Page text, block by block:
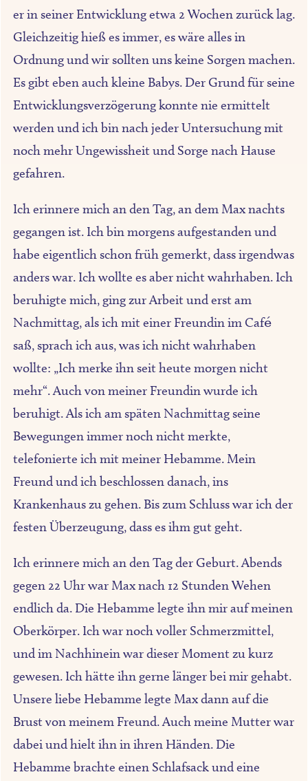
er in seiner Entwicklung etwa 2 Wochen zurück lag.
Gleichzeitig hieß es immer, es wäre alles in
Ordnung und wir sollten uns keine Sorgen machen.
Es gibt eben auch kleine Babys. Der Grund für seine
Entwicklungsverzögerung konnte nie ermittelt
werden und ich bin nach jeder Untersuchung mit
noch mehr Ungewissheit und Sorge nach Hause
gefahren.
Ich erinnere mich an den Tag, an dem Max nachts
gegangen ist. Ich bin morgens aufgestanden und
habe eigentlich schon früh gemerkt, dass irgendwas
anders war. Ich wollte es aber nicht wahrhaben. Ich
beruhigte mich, ging zur Arbeit und erst am
Nachmittag, als ich mit einer Freundin im Café
saß, sprach ich aus, was ich nicht wahrhaben
wollte: „Ich merke ihn seit heute morgen nicht
mehr“. Auch von meiner Freundin wurde ich
beruhigt. Als ich am späten Nachmittag seine
Bewegungen immer noch nicht merkte,
telefonierte ich mit meiner Hebamme. Mein
Freund und ich beschlossen danach, ins
Krankenhaus zu gehen. Bis zum Schluss war ich der
festen Überzeugung, dass es ihm gut geht.
Ich erinnere mich an den Tag der Geburt. Abends
gegen 22 Uhr war Max nach 12 Stunden Wehen
endlich da. Die Hebamme legte ihn mir auf meinen
Oberkörper. Ich war noch voller Schmerzmittel,
und im Nachhinein war dieser Moment zu kurz
gewesen. Ich hätte ihn gerne länger bei mir gehabt.
Unsere liebe Hebamme legte Max dann auf die
Brust von meinem Freund. Auch meine Mutter war
dabei und hielt ihn in ihren Händen. Die
Hebamme brachte einen Schlafsack und eine